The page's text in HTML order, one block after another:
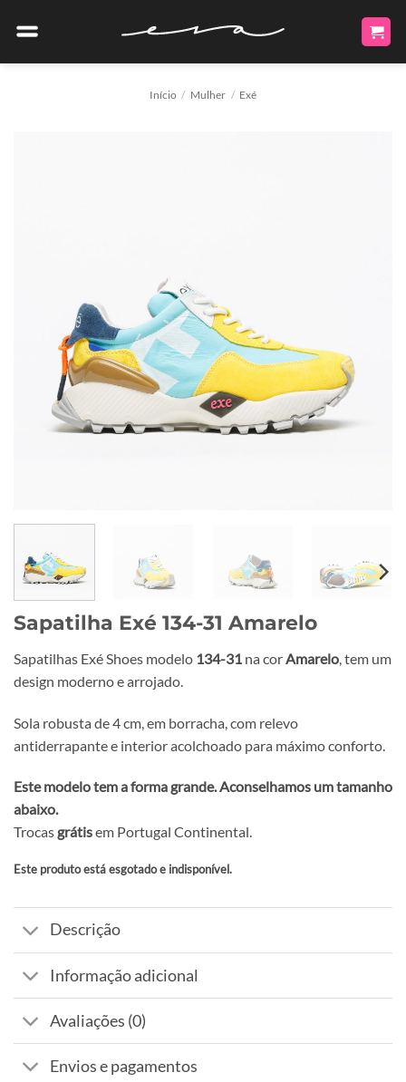
Início / Mulher / Exé
Sapatilha Exé 134-31 Amarelo
Sapatilhas Exé Shoes modelo 134-31 na corAmarelo, tem um
design moderno e arrojado.
Sola robusta de 4 cm, em borracha, com relevo
antiderrapante e interior acolchoado para máximo conforto.
Este modelo tem a forma grande. Aconselhamos um tamanho
abaixo.
Trocas grátisem Portugal Continental.
Este produto está esgotado e indisponível.
Alternative:
Descrição
Informação adicional
Avaliações (0)
Envios e pagamentos